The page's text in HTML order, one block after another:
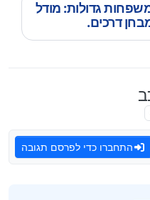
גדולות: מודל
התחברו כדי לפרסם תגובה